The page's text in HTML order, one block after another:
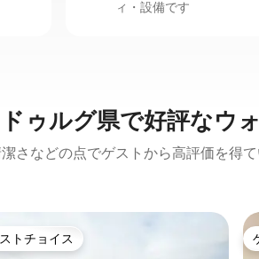
ィ・設備です
ゥルグ県で好評なウ
さなどの点でゲストから高評価を得
トチョイス
トチョイス